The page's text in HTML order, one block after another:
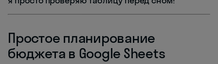
Простое планирование
бюджета в Google Sheets